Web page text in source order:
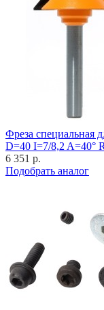
Фреза специальная
D=40 I=7/8,2 A=40°
6 351 р.
Подобрать аналог